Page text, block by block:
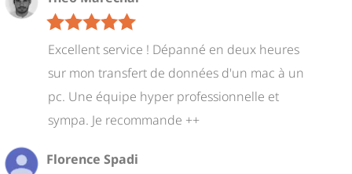
Excellent service ! Dépanné en deux heures
sur mon transfert de données d'un mac à un
pc. Une équipe hyper professionnelle et
sympa. Je recommande ++
Florence Spadi